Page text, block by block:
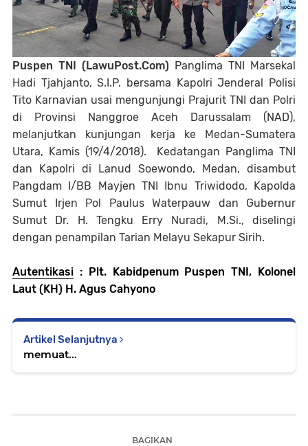
Puspen TNI (LawuPost.Com) Panglima TNI Marsekal
Hadi Tjahjanto, S.I.P. bersama Kapolri Jenderal Polisi
Tito Karnavian usai mengunjungi Prajurit TNI dan Polri
di Provinsi Nanggroe Aceh Darussalam (NAD),
melanjutkan kunjungan kerja ke Medan-Sumatera
Utara, Kamis (19/4/2018). Kedatangan Panglima TNI
dan Kapolri di Lanud Soewondo, Medan, disambut
Pangdam I/BB Mayjen TNI Ibnu Triwidodo, Kapolda
Sumut Irjen Pol Paulus Waterpauw dan Gubernur
Sumut Dr. H. Tengku Erry Nuradi, M.Si., diselingi
dengan penampilan Tarian Melayu Sekapur Sirih.
Autentikasi :Plt. Kabidpenum Puspen TNI, Kolonel
Laut (KH) H. Agus Cahyono
Artikel Selanjutnya
memuat...
BAGIKAN